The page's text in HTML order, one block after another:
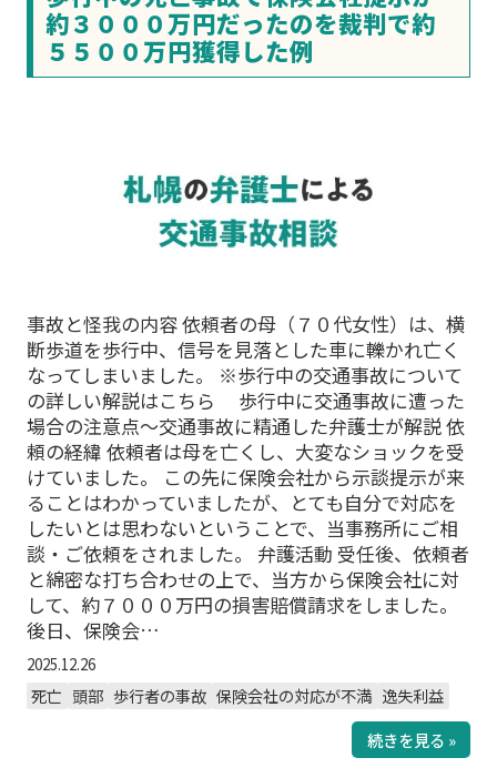
約３０００万円だったのを裁判で約
５５００万円獲得した例
事故と怪我の内容 依頼者の母（７０代女性）は、横
断歩道を歩行中、信号を見落とした車に轢かれ亡く
なってしまいました。 ※歩行中の交通事故について
の詳しい解説はこちら 歩行中に交通事故に遭った
場合の注意点～交通事故に精通した弁護士が解説 依
頼の経緯 依頼者は母を亡くし、大変なショックを受
けていました。 この先に保険会社から示談提示が来
ることはわかっていましたが、とても自分で対応を
したいとは思わないということで、当事務所にご相
談・ご依頼をされました。 弁護活動 受任後、依頼者
と綿密な打ち合わせの上で、当方から保険会社に対
して、約７０００万円の損害賠償請求をしました。
後日、保険会…
2025.12.26
死亡 頭部 歩行者の事故 保険会社の対応が不満 逸失利益
続きを見る »